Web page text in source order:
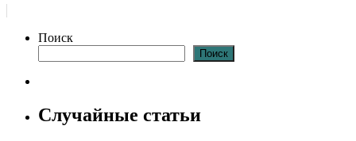
Поиск
Поиск
Случайные статьи